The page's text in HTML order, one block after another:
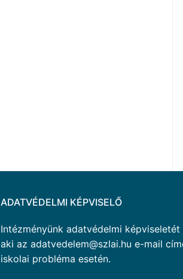
ADATVÉDELMI KÉPVISELŐ
Intézményünk adatvédelmi
aki az adatvedelem@szlai.hu e-mail
iskolai probléma esetén.